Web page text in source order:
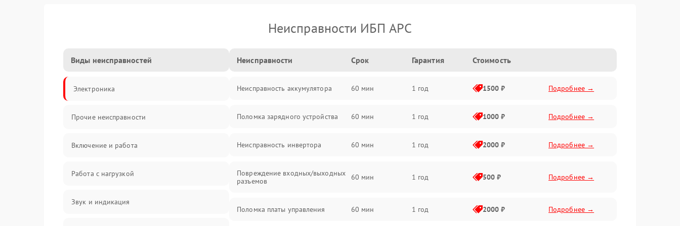
Неисправности ИБП APC
Виды неисправностей
Электроника
Прочие неисправности
Включение и работа
Работа с нагрузкой
Звук и индикация
Неисправности Срок Гарантия Стоимость
Неисправность аккумулятора 60 мин 1 год 1500 ₽ Подробнее →
Поломка зарядного устройства 60 мин 1 год 1000 ₽ Подробнее →
Неисправность инвертора 60 мин 1 год 2000 ₽ Подробнее →
Повреждение входных/выходных
разъемов
60 мин 1 год 500 ₽ Подробнее →
Поломка платы управления 60 мин 1 год 2000 ₽ Подробнее →